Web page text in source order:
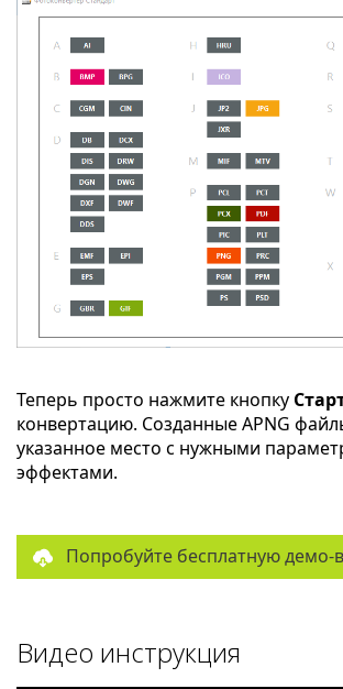
Теперь просто нажмите кнопку
конвертацию. Созданные APNG
указанное место с нужными
эффектами.
Попробуйте бесплатную демо-
Видео инструкция